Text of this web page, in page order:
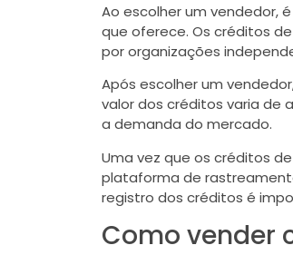
Ao escolher um vendedor,
que oferece. Os créditos
por organizações
Após escolher um
valor dos créditos varia de
a demanda do mercado.
Uma vez que os créditos
plataforma de
registro dos créditos é
Como vender